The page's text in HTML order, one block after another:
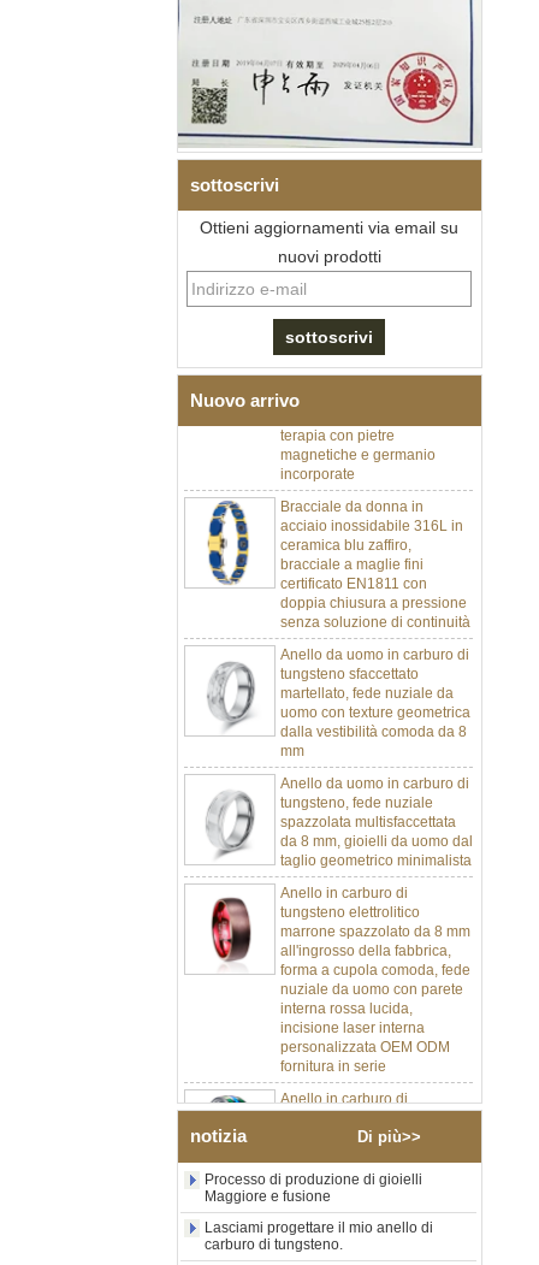
sottoscrivi
Ottieni aggiornamenti via email su
nuovi prodotti
Nuovo arrivo
Bracciale da uomo a maglie I
in acciaio inossidabile 304
con zirconi neri in ceramica,
chiusura deployante a
doppia pressione 316L,
bracciale a maglie per
magnetiche e germanio
incorporate
Bracciale da donna in
acciaio inossidabile 316L in
ceramica blu zaffiro,
bracciale a maglie fini
certificato EN1811 con
doppia chiusura a pressione
senza soluzione di continuità
Anello da uomo in carburo di
tungsteno sfaccettato
martellato, fede nuziale da
uomo con texture geometrica
dalla vestibilità comoda da 8
mm
Anello da uomo in carburo di
tungsteno, fede nuziale
spazzolata multisfaccettata
da 8 mm, gioielli da uomo dal
taglio geometrico minimalista
Anello in carburo di
tungsteno elettrolitico
marrone spazzolato da 8 mm
all'ingrosso della fabbrica,
forma a cupola comoda, fede
nuziale da uomo con parete
interna rossa lucida,
incisione laser interna
personalizzata OEM ODM
fornitura in serie
Anello in carburo di
tungsteno argento lucido da
inserto centrale in opale blu
sintetica in malachite, fede
nuziale da uomo con
incisione laser interna
personalizzata OEM ODM
fornitura in serie
notizia Di più>>
Processo di produzione di gioielli
Maggiore e fusione
Lasciami progettare il mio anello di
carburo di tungsteno.